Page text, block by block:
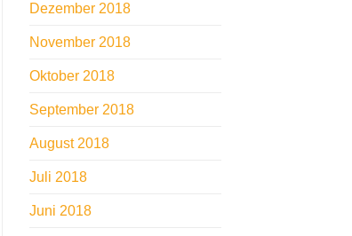
Dezember 2018
November 2018
Oktober 2018
September 2018
August 2018
Juli 2018
Juni 2018